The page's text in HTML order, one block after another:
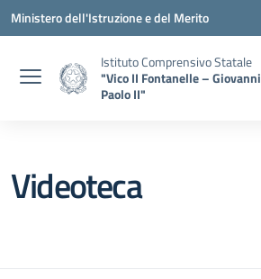
Vai ai contenuti
Vai al menu di navigazione
Vai al footer
Ministero dell'Istruzione e del Merito
Istituto Comprensivo Statale
"Vico II Fontanelle – Giovanni
Paolo II"
Videoteca